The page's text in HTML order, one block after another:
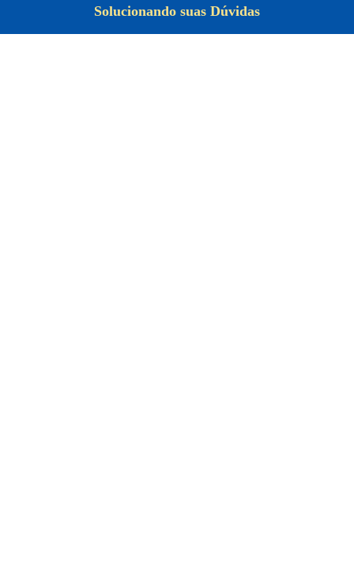
Solucionando suas Dúvidas